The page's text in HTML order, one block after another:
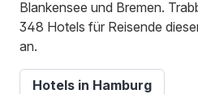
Blankensee und Bremen.
348 Hotels für Reisende
an.
Hotels in Hamburg